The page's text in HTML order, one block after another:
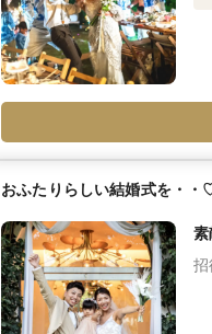
おふたりらしい結婚式を・・
素
招